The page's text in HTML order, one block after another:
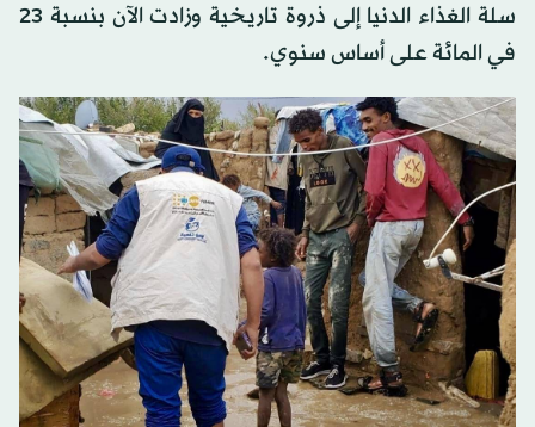
سلة الغذاء الدنيا إلى ذروة تاريخية وزادت الآن بنسبة 23
في المائة على أساس سنوي.